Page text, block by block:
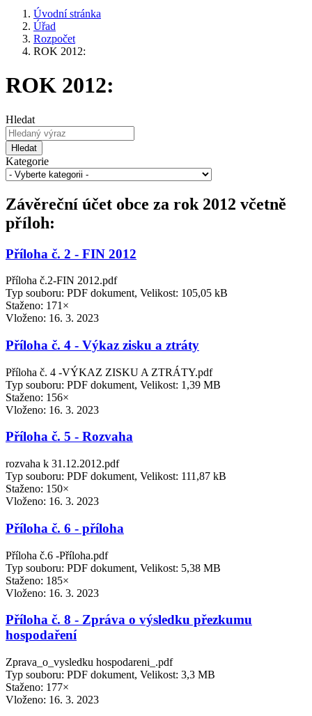
Úvodní stránka
Úřad
Rozpočet
ROK 2012:
ROK 2012:
Hledat
Hledat
Kategorie
Závěreční účet obce za rok 2012 včetně
příloh:
Příloha č. 2 - FIN 2012
Příloha č.2-FIN 2012.pdf
Typ souboru: PDF dokument, Velikost: 105,05 kB
Staženo: 171×
Vloženo: 16. 3. 2023
Příloha č. 4 - Výkaz zisku a ztráty
Příloha č. 4 -VÝKAZ ZISKU A ZTRÁTY.pdf
Typ souboru: PDF dokument, Velikost: 1,39 MB
Staženo: 156×
Vloženo: 16. 3. 2023
Příloha č. 5 - Rozvaha
rozvaha k 31.12.2012.pdf
Typ souboru: PDF dokument, Velikost: 111,87 kB
Staženo: 150×
Vloženo: 16. 3. 2023
Příloha č. 6 - příloha
Příloha č.6 -Příloha.pdf
Typ souboru: PDF dokument, Velikost: 5,38 MB
Staženo: 185×
Vloženo: 16. 3. 2023
Příloha č. 8 - Zpráva o výsledku přezkumu
hospodaření
Zprava_o_vysledku hospodareni_.pdf
Typ souboru: PDF dokument, Velikost: 3,3 MB
Staženo: 177×
Vloženo: 16. 3. 2023